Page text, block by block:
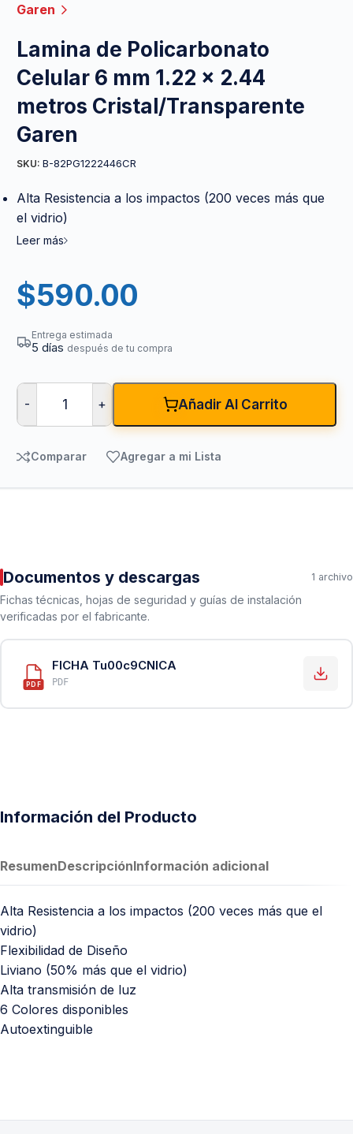
Garen
Lamina de Policarbonato
Celular 6 mm 1.22 x 2.44
metros Cristal/Transparente
Garen
SKU: B-82PG1222446CR
Alta Resistencia a los impactos (200 veces más que
el vidrio)
Leer más
$590.00
Entrega estimada
5 días después de tu compra
- + Añadir Al Carrito
Comparar Agregar a mi Lista
Documentos y descargas 1 archivo
Fichas técnicas, hojas de seguridad y guías de instalación
verificadas por el fabricante.
PDF
FICHA Tu00c9CNICA
PDF
Información del Producto
ResumenDescripciónInformación adicional
Alta Resistencia a los impactos (200 veces más que el
vidrio)
Flexibilidad de Diseño
Liviano (50% más que el vidrio)
Alta transmisión de luz
6 Colores disponibles
Autoextinguible